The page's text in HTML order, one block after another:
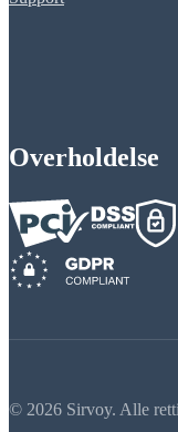
Overholdelse
© 2026 Sirvoy. Alle